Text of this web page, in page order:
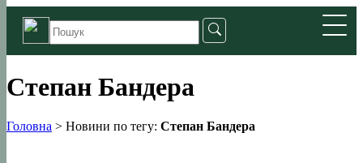
Степан Бандера
Головна > Новини по тегу: Степан Бандера